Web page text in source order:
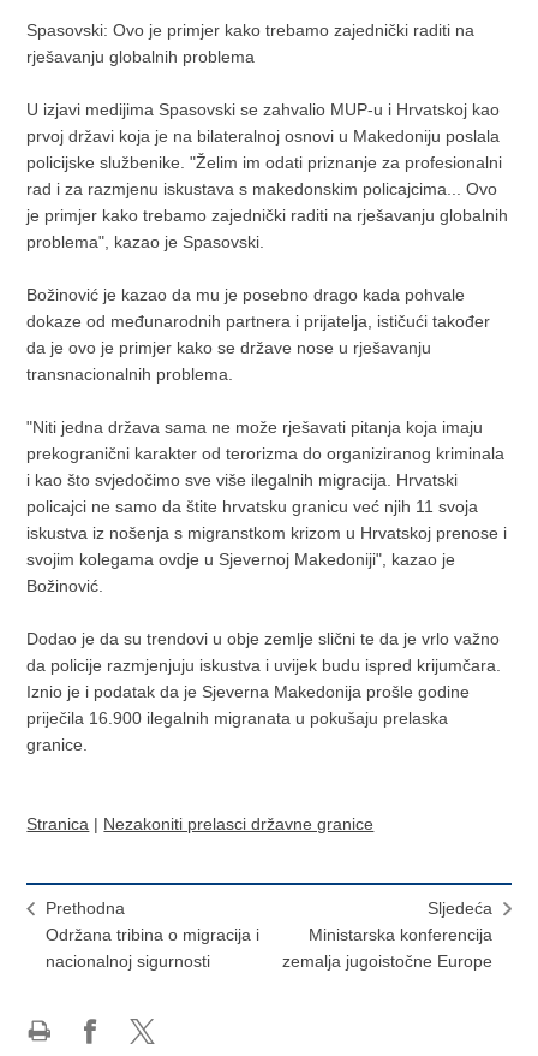
Spasovski: Ovo je primjer kako trebamo zajednički raditi na
rješavanju globalnih problema
U izjavi medijima Spasovski se zahvalio MUP-u i Hrvatskoj kao
prvoj državi koja je na bilateralnoj osnovi u Makedoniju poslala
policijske službenike. "Želim im odati priznanje za profesionalni
rad i za razmjenu iskustava s makedonskim policajcima... Ovo
je primjer kako trebamo zajednički raditi na rješavanju globalnih
problema", kazao je Spasovski.
Božinović je kazao da mu je posebno drago kada pohvale
dokaze od međunarodnih partnera i prijatelja, ističući također
da je ovo je primjer kako se države nose u rješavanju
transnacionalnih problema.
"Niti jedna država sama ne može rješavati pitanja koja imaju
prekogranični karakter od terorizma do organiziranog kriminala
i kao što svjedočimo sve više ilegalnih migracija. Hrvatski
policajci ne samo da štite hrvatsku granicu već njih 11 svoja
iskustva iz nošenja s migranstkom krizom u Hrvatskoj prenose i
svojim kolegama ovdje u Sjevernoj Makedoniji", kazao je
Božinović.
Dodao je da su trendovi u obje zemlje slični te da je vrlo važno
da policije razmjenjuju iskustva i uvijek budu ispred krijumčara.
Iznio je i podatak da je Sjeverna Makedonija prošle godine
priječila 16.900 ilegalnih migranata u pokušaju prelaska
granice.
Stranica | Nezakoniti prelasci državne granice
Prethodna
Održana tribina o migracija i
nacionalnoj sigurnosti
Sljedeća
Ministarska konferencija
zemalja jugoistočne Europe